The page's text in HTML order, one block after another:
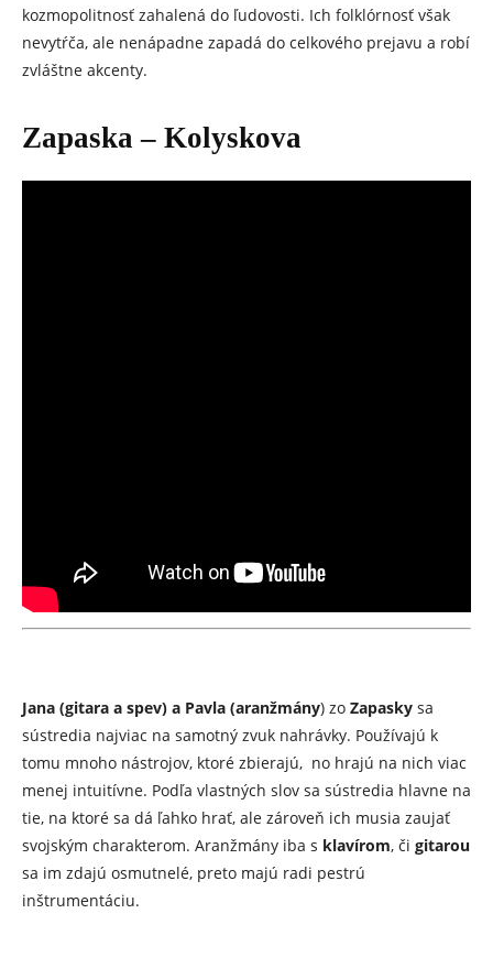
kozmopolitnosť zahalená do ľudovosti. Ich folklórnosť však
nevytŕča, ale nenápadne zapadá do celkového prejavu a robí
zvláštne akcenty.
Zapaska – Kolyskova
Jana (gitara a spev) a Pavla (aranžmány) zo Zapasky sa
sústredia najviac na samotný zvuk nahrávky. Používajú k
tomu mnoho nástrojov, ktoré zbierajú, no hrajú na nich viac
menej intuitívne. Podľa vlastných slov sa sústredia hlavne na
tie, na ktoré sa dá ľahko hrať, ale zároveň ich musia zaujať
svojským charakterom. Aranžmány iba s klavírom, či gitarou
sa im zdajú osmutnelé, preto majú radi pestrú
inštrumentáciu.